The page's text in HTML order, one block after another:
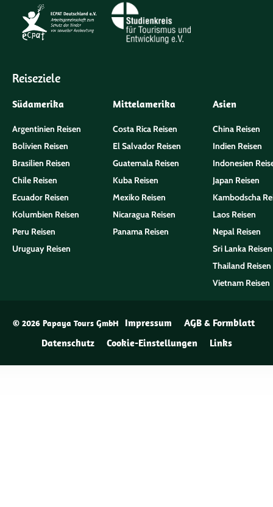
Reiseziele
Südamerika
Argentinien Reisen
Bolivien Reisen
Brasilien Reisen
Chile Reisen
Ecuador Reisen
Kolumbien Reisen
Peru Reisen
Uruguay Reisen
Mittelamerika
Costa Rica Reisen
El Salvador Reisen
Guatemala Reisen
Kuba Reisen
Mexiko Reisen
Nicaragua Reisen
Panama Reisen
Asien
China Reisen
Indien Reisen
Indonesien
Japan Reisen
Kambodscha
Laos Reisen
Nepal Reisen
Sri Lanka Reisen
Thailand Reisen
Vietnam Reisen
© 2026 Papaya Tours GmbH Impressum
AGB & Formblatt
Datenschutz
Cookie-Einstellungen Links